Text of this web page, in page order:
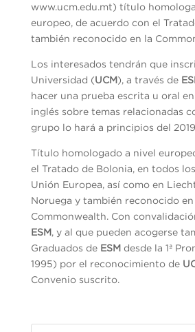
www.ucm.edu.mt) título
europeo, de acuerdo con el
también reconocido en la
Los interesados tendrán que
Universidad (UCM), a través de
hacer una prueba escrita u oral
inglés sobre temas relacionadas
grupo lo hará a principios del
Título homologado a nivel
el Tratado de Bolonia, en todos
Unión Europea, así como en
Noruega y también reconocido en
Commonwealth. Con
ESM, y al que pueden acogerse
Graduados de ESMdesde la 1ª
1995) por el reconocimiento de
Convenio suscrito.